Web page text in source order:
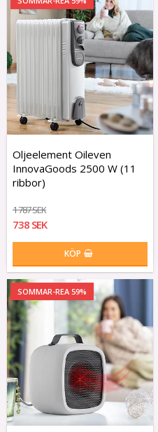
Oljeelement Oileven
InnovaGoods 2500 W (11
ribbor)
1 787 SEK
738 SEK
KÖP
SOMMAR-REA 59%